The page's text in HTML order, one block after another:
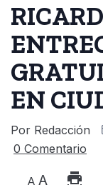
EN
Por Redacción
0 Comentario
A A